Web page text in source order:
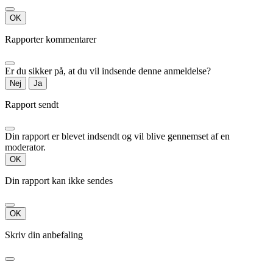
OK
Rapporter kommentarer
Er du sikker på, at du vil indsende denne anmeldelse?
Nej Ja
Rapport sendt
Din rapport er blevet indsendt og vil blive gennemset af en
moderator.
OK
Din rapport kan ikke sendes
OK
Skriv din anbefaling